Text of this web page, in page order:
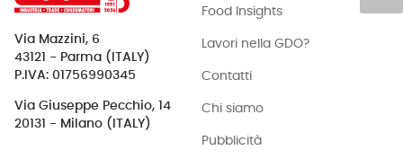
Via Mazzini, 6
43121 - Parma (ITALY)
P.IVA: 01756990345
Via Giuseppe Pecchio, 14
20131 - Milano (ITALY)
Food Insights
Lavori nella GDO?
Contatti
Chi siamo
Pubblicità